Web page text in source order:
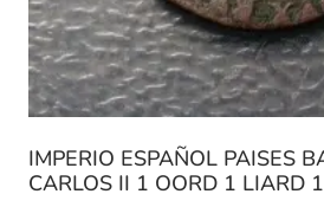
IMPERIO ESPAÑOL PAISES
CARLOS II 1 OORD 1 LIARD